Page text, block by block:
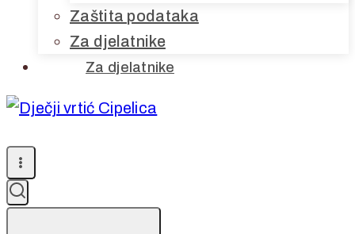
Zaštita podataka
Za djelatnike
Za djelatnike